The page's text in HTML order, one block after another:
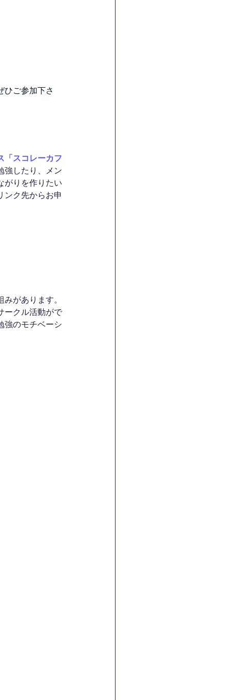
ひご参加下さ
「スコレーカフ
強したり、メン
がりを作りたい
ンク先からお申
みがあります。
ークル活動がで
強のモチベーシ